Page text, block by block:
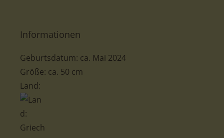
Informationen
Geburtsdatum: ca. Mai 2024
Größe: ca. 50 cm
Land: